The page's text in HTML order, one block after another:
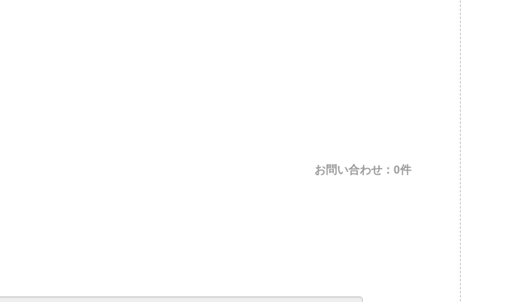
お問い合わせ：0件